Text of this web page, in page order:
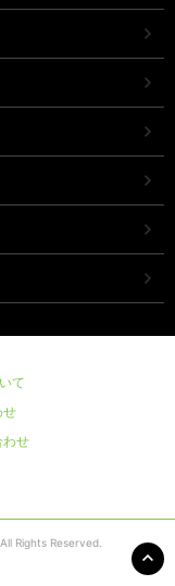
て
せ
わせ
Rights Reserved.